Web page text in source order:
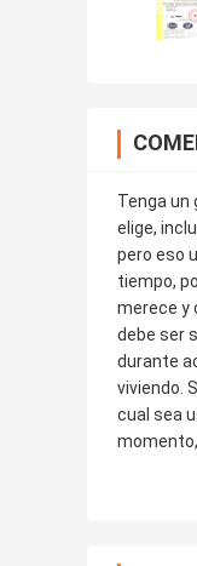
Tenga un
elige,
pero eso
tiempo,
merece y
debe ser
durante
viviendo.
cual sea